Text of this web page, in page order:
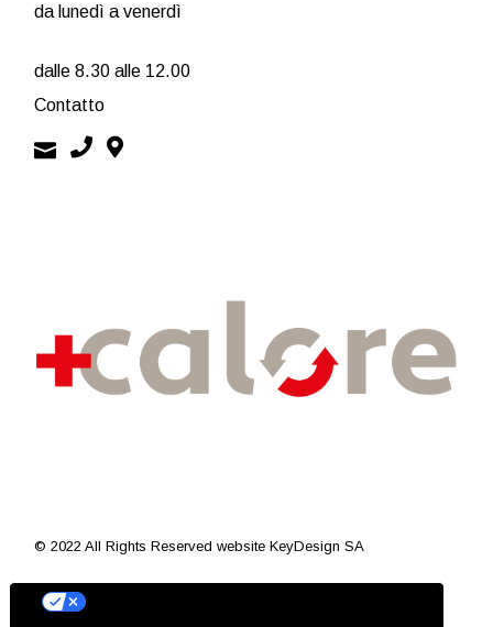
da lunedì a venerdì
dalle 8.30 alle 12.00
Contatto
© 2022 All Rights Reservedwebsite KeyDesign SA
Le tue preferenze relative alla privacy